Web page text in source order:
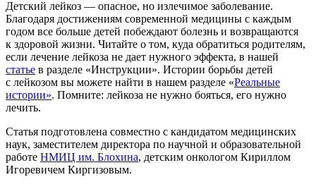
Детский лейкоз — опасное, но излечимое заболевание.
Благодаря достижениям современной медицины с каждым
годом все больше детей побеждают болезнь и возвращаются
к здоровой жизни. Читайте о том, куда обратиться родителям,
если лечение лейкоза не дает нужного эффекта, в нашей
статье в разделе «Инструкции». Истории борьбы детей
с лейкозом вы можете найти в нашем разделе «Реальные
истории». Помните: лейкоза не нужно бояться, его нужно
лечить.
Статья подготовлена совместно с кандидатом медицинских
наук, заместителем директора по научной и образовательной
работе НМИЦ им. Блохина, детским онкологом Кириллом
Игоревичем Киргизовым.